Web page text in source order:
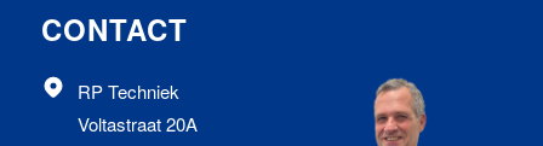
CONTACT
RP Techniek
Voltastraat 20A